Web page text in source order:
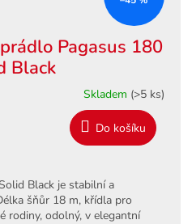
Pagasus 180
Black
Skladem (>5 ks)
Do košíku
Black je stabilní a
šňůr 18 m, křídla pro
rodiny, odolný, v elegantní